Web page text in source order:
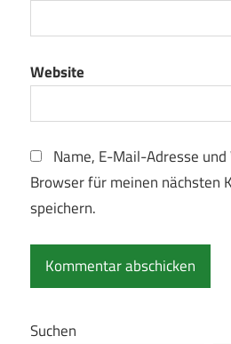
Website
Name, E-Mail-Adresse
Browser für meinen nächsten
speichern.
Suchen